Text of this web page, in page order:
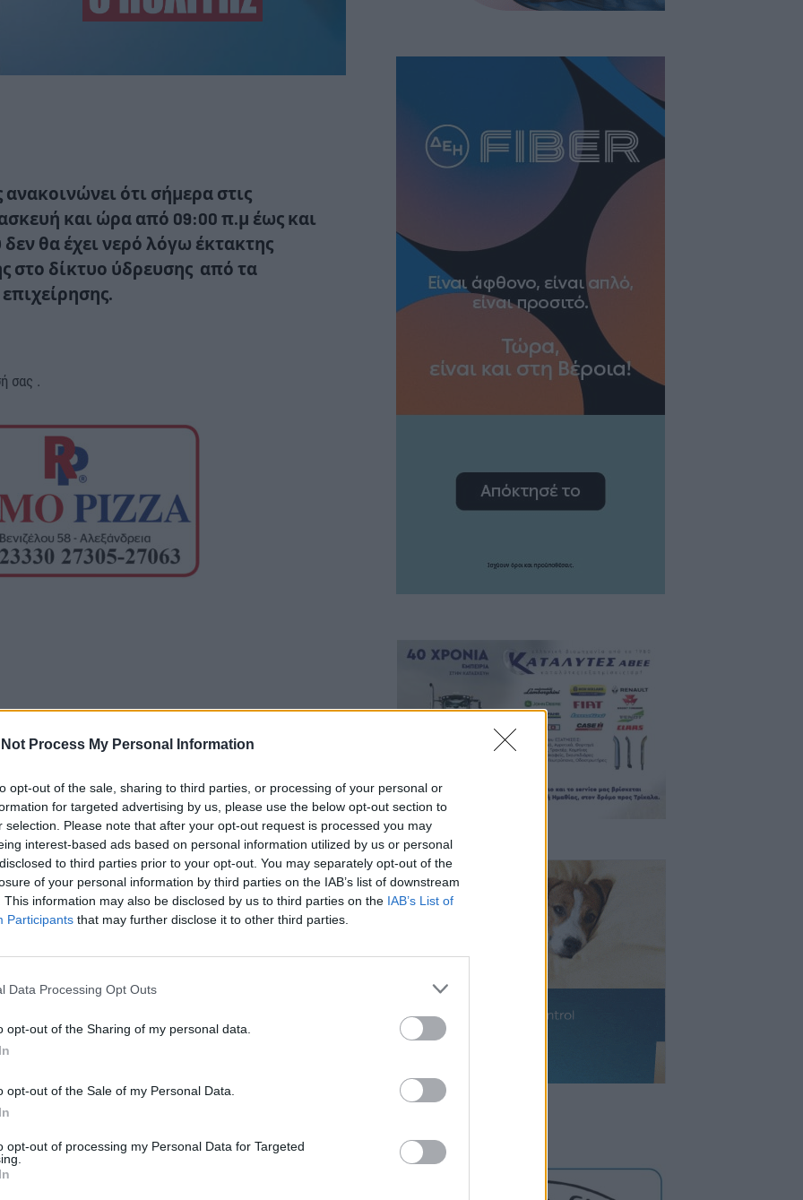
Not Process My Personal Information
opt-out of the sale, sharing to third parties, or processing of your personal or
for targeted advertising by us, please use the below opt-out section to
selection. Please note that after your opt-out request is processed you may
interest-based ads based on personal information utilized by us or personal
to third parties prior to your opt-out. You may separately opt-out of the
of your personal information by third parties on the IAB’s list of downstream
This information may also be disclosed by us to third parties on the IAB’s List of
Participants that may further disclose it to other third parties.
Data Processing Opt Outs
opt-out of the Sharing of my personal data.
opt-out of the Sale of my Personal Data.
opt-out of processing my Personal Data for Targeted
ότι σήμερα στις
και ώρα από 09:00 π.μ έως και
δεν θα έχει νερό λόγω έκτακτης
στο δίκτυο ύδρευσης από τα
σας .
NEXT ARTICLE
Θεσσαλονίκης – Έδεσσας